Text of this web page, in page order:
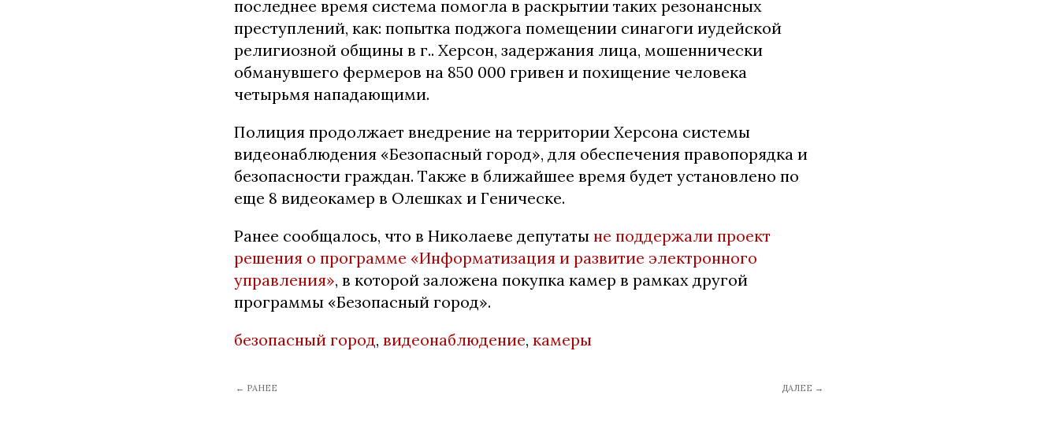
последнее время система помогла в раскрытии таких резонансных
преступлений, как: попытка поджога помещении синагоги иудейской
религиозной общины в г.. Херсон, задержания лица, мошеннически
обманувшего фермеров на 850 000 гривен и похищение человека
четырьмя нападающими.
Полиция продолжает внедрение на территории Херсона системы
видеонаблюдения «Безопасный город», для обеспечения правопорядка и
безопасности граждан. Также в ближайшее время будет установлено по
еще 8 видеокамер в Олешках и Геническе.
Ранее сообщалось, что в Николаеве депутаты не поддержали проект
решения о программе «Информатизация и развитие электронного
управления», в которой заложена покупка камер в рамках другой
программы «Безопасный город».
безопасный город, видеонаблюдение, камеры
← РАНЕЕ ДАЛЕЕ →